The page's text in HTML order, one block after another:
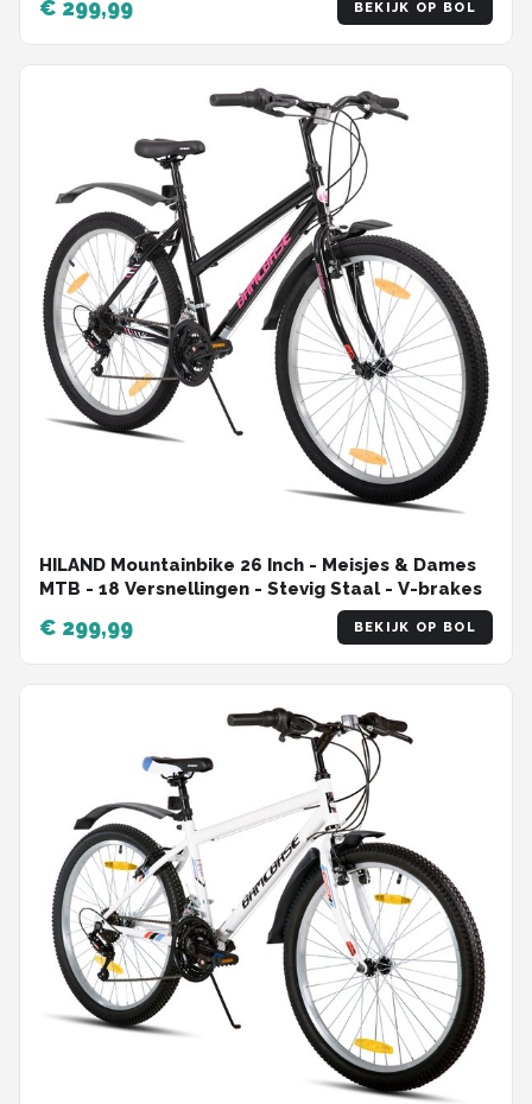
€ 299,99 BEKIJK OP BOL
HILAND Mountainbike 26 Inch - Meisjes & Dames
MTB - 18 Versnellingen - Stevig Staal - V-brakes
€ 299,99 BEKIJK OP BOL